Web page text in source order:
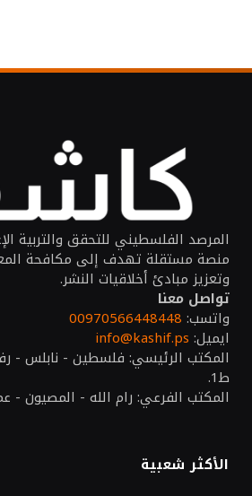
المرصد الفلسطيني للتحقق والتربية
منصة مستقلة تهدف إلى مكافحة
وتعزيز مبادئ أخلاقيات النشر.
تواصل معنا
واتسب: 00970566448448
ايميل: info@kashif.ps
المكتب الرئيسي: فلسطين - نابلس -
ط1.
المكتب الفرعي: رام الله - المصيون -
الأكثر شعبية